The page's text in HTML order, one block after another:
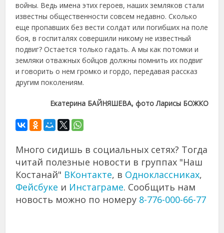
войны. Ведь имена этих героев, наших земляков стали
известны общественности совсем недавно. Сколько
еще пропавших без вести солдат или погибших на поле
боя, в госпиталях совершили никому не известный
подвиг? Остается только гадать. А мы как потомки и
земляки отважных бойцов должны помнить их подвиг
и говорить о нем громко и гордо, передавая рассказ
другим поколениям.
Екатерина БАЙНЯШЕВА, фото Ларисы БОЖКО
Много сидишь в социальных сетях? Тогда
читай полезные новости в группах "Наш
Костанай" ВКонтакте, в Одноклассниках,
Фейсбуке и Инстаграме. Сообщить нам
новость можно по номеру 8-776-000-66-77